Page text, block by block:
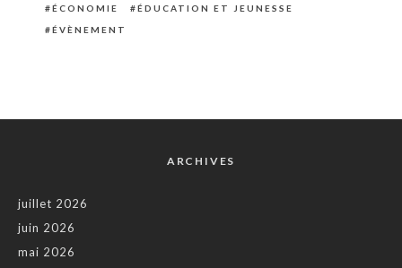
ÉCONOMIE
ÉDUCATION ET JEUNESSE
ÉVÈNEMENT
ARCHIVES
juillet 2026
juin 2026
mai 2026